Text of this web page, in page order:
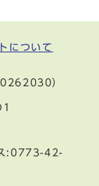
について
）
:0773-42-